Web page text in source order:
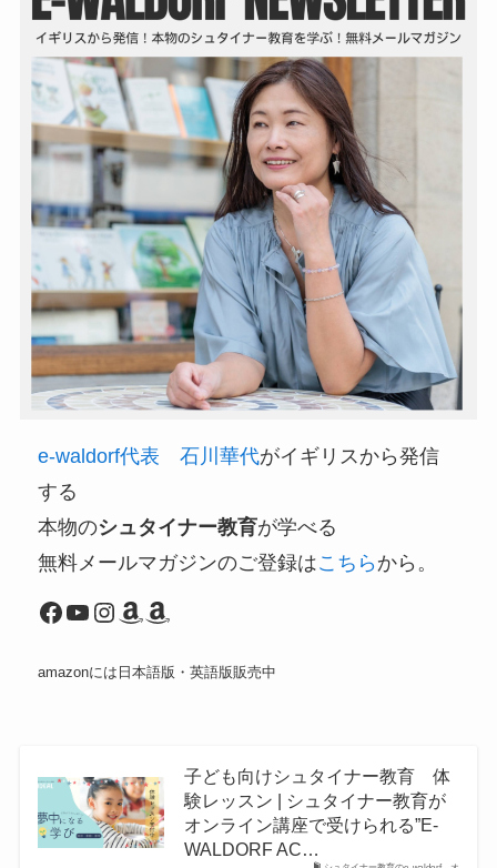
e-waldorf代表 石川華代がイギリスから発信
する
本物のシュタイナー教育が学べる
無料メールマガジンのご登録はこちら から。
Facebook YouTube Instagram Amazon Amazon
amazonには日本語版・英語版販売中
子ども向けシュタイナー教育 体
験レッスン | シュタイナー教育が
オンライン講座で受けられる”E-
WALDORF AC…